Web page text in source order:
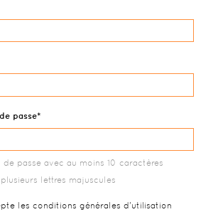
passe
de passe avec au moins 10 caractères
lettres majuscules
les conditions générales d'utilisation